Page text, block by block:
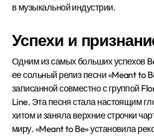
в музыкальной индустрии.
Успехи и
Одним из самых больших успехов
ее сольный релиз песни «Meant to
записанной совместно с группой
Line. Эта песня стала настоящим
хитом и заняла верхние строчки
миру. «Meant to Be» установила